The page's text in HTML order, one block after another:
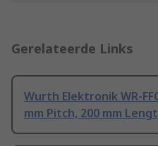
Gerelateerde Links
Wurth Elektronik WR-
mm Pitch, 200 mm